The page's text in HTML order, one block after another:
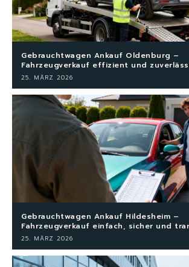
Gebrauchtwagen Ankauf Oldenburg –
Fahrzeugverkauf effizient und
25. MÄRZ 2026
Gebrauchtwagen Ankauf Hildesheim –
Fahrzeugverkauf einfach, sicher und
25. MÄRZ 2026